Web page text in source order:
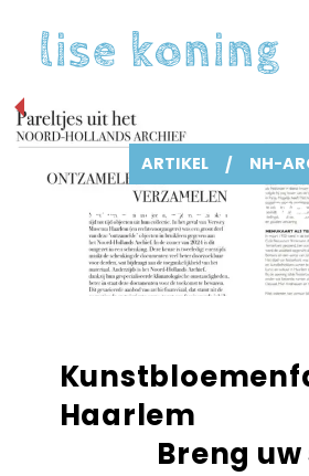
contentlise koning
ARTIKEL / NH-
Ontzamelen en
Haarlem
Breng